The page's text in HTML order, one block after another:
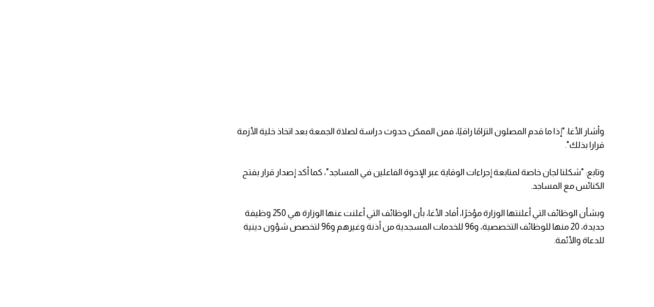
وأشار الأغا: "إذا ما قدم المصلون التزامًا راقيًا، فمن الممكن حدوث دراسة لصلاة الجمعة بعد اتخاذ خلية الأزمة
قرارا بذلك".
وتابع: "شكلنا لجان خاصة لمتابعة إجراءات الوقاية عبر الإخوة الفاعلين في المساجد"، كما أكد إصدار قرار بفتح
الكنائس مع المساجد.
وبشأن الوظائف التي أعلنتها الوزارة مؤخرًا، أفاد الأغا، بأن الوظائف التي أعلنت عنها الوزارة هي 250 وظيفة
جديدة، 20 منها للوظائف التخصصية، و96 للخدمات المسجدية من أذنة وغيرهم و96 لتخصص شؤون دينية
للدعاة والأئمة.